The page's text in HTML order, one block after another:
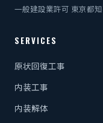
一般建設業許可 東京都
SERVICES
原状回復工事
内装工事
内装解体